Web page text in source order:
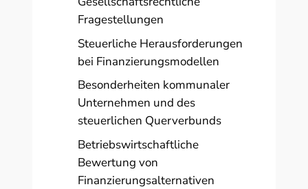
Fragestellungen
Steuerliche Herausforderungen
bei Finanzierungsmodellen
Besonderheiten kommunaler
Unternehmen und des
steuerlichen Querverbunds
Betriebswirtschaftliche
Bewertung von
Finanzierungsalternativen